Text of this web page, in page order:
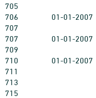
705
706
01-01-2007
707
707
01-01-2007
709
710
01-01-2007
711
713
715